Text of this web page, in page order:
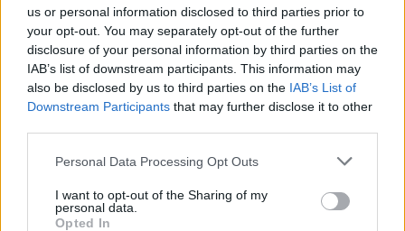
us or personal information disclosed to third parties prior to
your opt-out. You may separately opt-out of the further
disclosure of your personal information by third parties on the
IAB’s list of downstream participants. This information may
also be disclosed by us to third parties on the IAB’s List of
Downstream Participants that may further disclose it to other
Personal Data Processing Opt Outs
I want to opt-out of the Sharing of my
personal data.
Opted In